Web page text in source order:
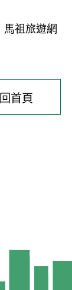
馬祖旅遊網
回首頁